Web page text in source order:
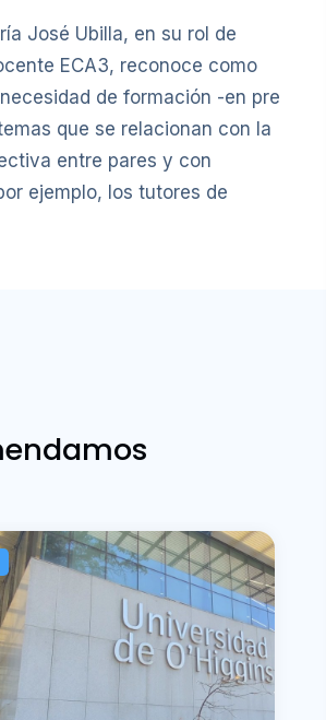
José Ubilla, en su rol de
ECA3, reconoce como
de formación -en pre
que se relacionan con la
entre pares y con
ejemplo, los tutores de